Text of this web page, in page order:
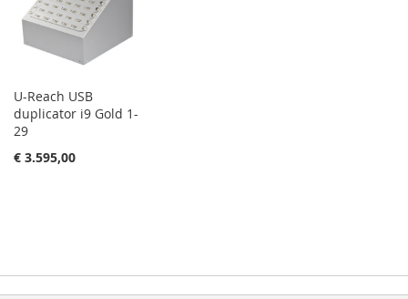
U-Reach USB
duplicator i9 Gold 1-
29
€ 3.595,00